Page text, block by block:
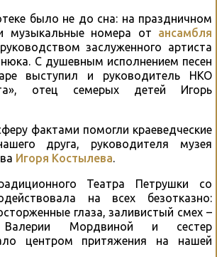
было не до сна: на праздничном
музыкальные номера от ансамбля
заслуженного артиста
С душевным исполнением песен
выступил и руководитель НКО
отец семерых детей Игорь
фактами помогли краеведческие
друга, руководителя музея
Игоря Костылева
Театра Петрушки со
на всех безотказно:
глаза, заливистый смех –
Валерии Мордвиной и сестер
центром притяжения на нашей